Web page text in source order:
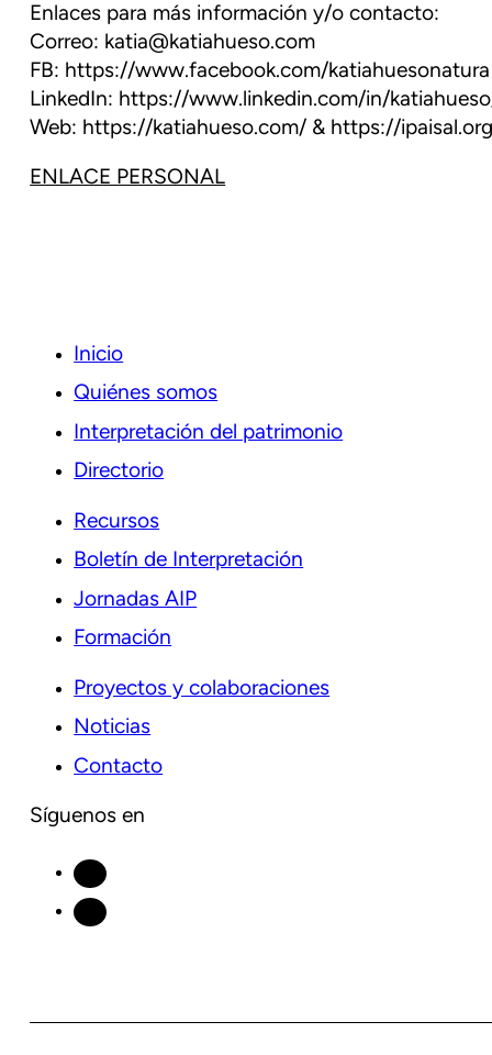
Enlaces para más información y/o contacto:
Correo: katia@katiahueso.com
FB: https://www.facebook.com/katiahuesonatura
LinkedIn: https://www.linkedin.com/in/
Web: https://katiahueso.com/ & https://
ENLACE PERSONAL
Inicio
Quiénes somos
Interpretación del patrimonio
Directorio
Recursos
Boletín de Interpretación
Jornadas AIP
Formación
Proyectos y colaboraciones
Noticias
Contacto
Síguenos en